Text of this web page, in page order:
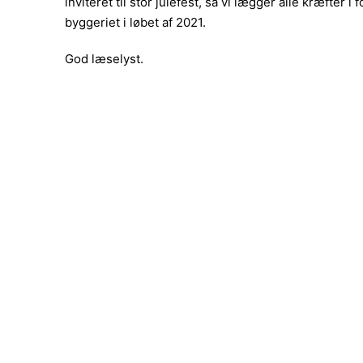
byggeriet i løbet af 2021.
God læselyst.